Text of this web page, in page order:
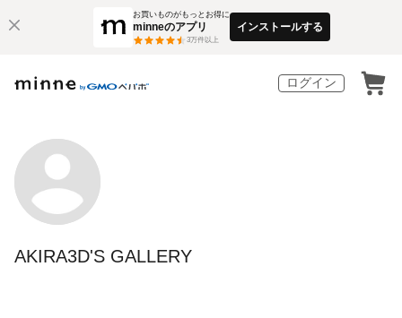
お買いものがもっとお得に
minneのアプリ
3万件以上
インストールする
ログイン
AKIRA3D'S GALLERY